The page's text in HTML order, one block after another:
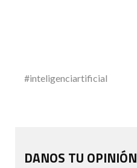
#inteligenciartificial
DANOS TU OPINIÓN